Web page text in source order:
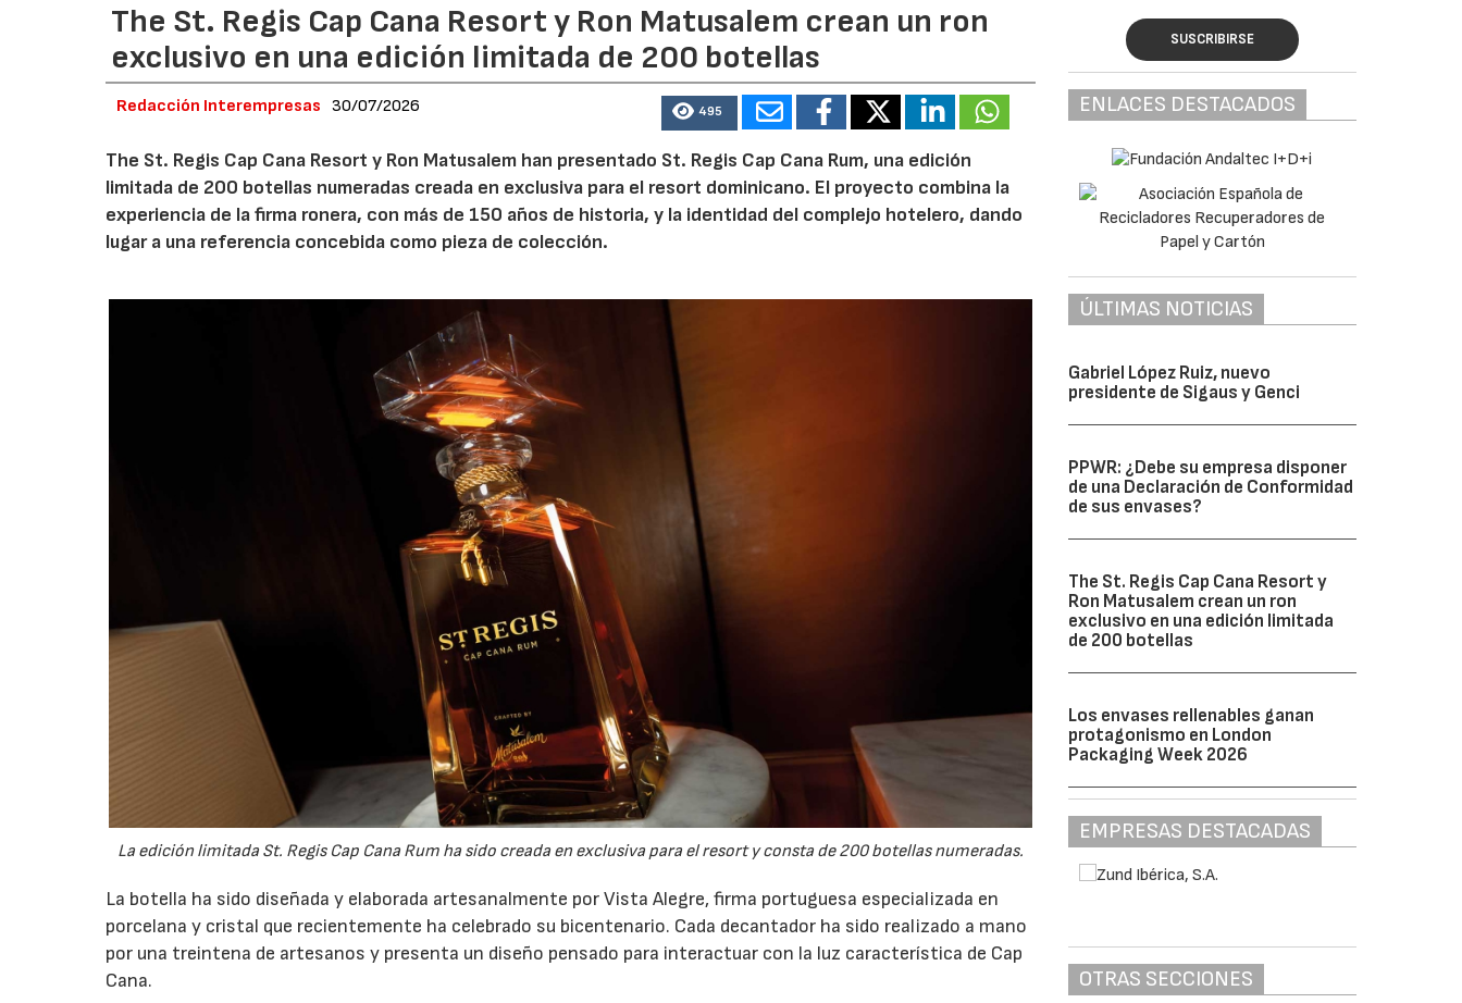
The St. Regis Cap Cana Resort y Ron Matusalem crean un ron
exclusivo en una edición limitada de 200 botellas
Redacción Interempresas 30/07/2026 495
The St. Regis Cap Cana Resort y Ron Matusalem han presentado St. Regis Cap Cana Rum, una edición
limitada de 200 botellas numeradas creada en exclusiva para el resort dominicano. El proyecto combina la
experiencia de la firma ronera, con más de 150 años de historia, y la identidad del complejo hotelero, dando
lugar a una referencia concebida como pieza de colección.
La edición limitada St. Regis Cap Cana Rum ha sido creada en exclusiva para el resort y consta de 200 botellas numeradas.
La botella ha sido diseñada y elaborada artesanalmente por Vista Alegre, firma portuguesa especializada en
porcelana y cristal que recientemente ha celebrado su bicentenario. Cada decantador ha sido realizado a mano
por una treintena de artesanos y presenta un diseño pensado para interactuar con la luz característica de Cap
Cana.
SUSCRIBIRSE
ENLACES DESTACADOS
ÚLTIMAS NOTICIAS
Gabriel López Ruiz, nuevo
presidente de Sigaus y Genci
PPWR: ¿Debe su empresa disponer
de una Declaración de Conformidad
de sus envases?
The St. Regis Cap Cana Resort y
Ron Matusalem crean un ron
exclusivo en una edición limitada
de 200 botellas
Los envases rellenables ganan
protagonismo en London
Packaging Week 2026
EMPRESAS DESTACADAS
OTRAS SECCIONES